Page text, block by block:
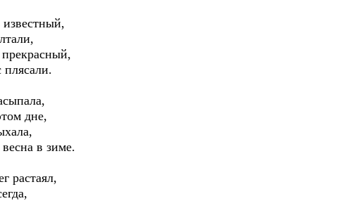
известный,
дне,
в зиме.
растаял,